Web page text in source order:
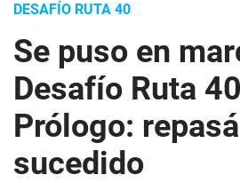
DESAFÍO RUTA 40
Se puso en
Desafío Ruta
Prólogo:
sucedido